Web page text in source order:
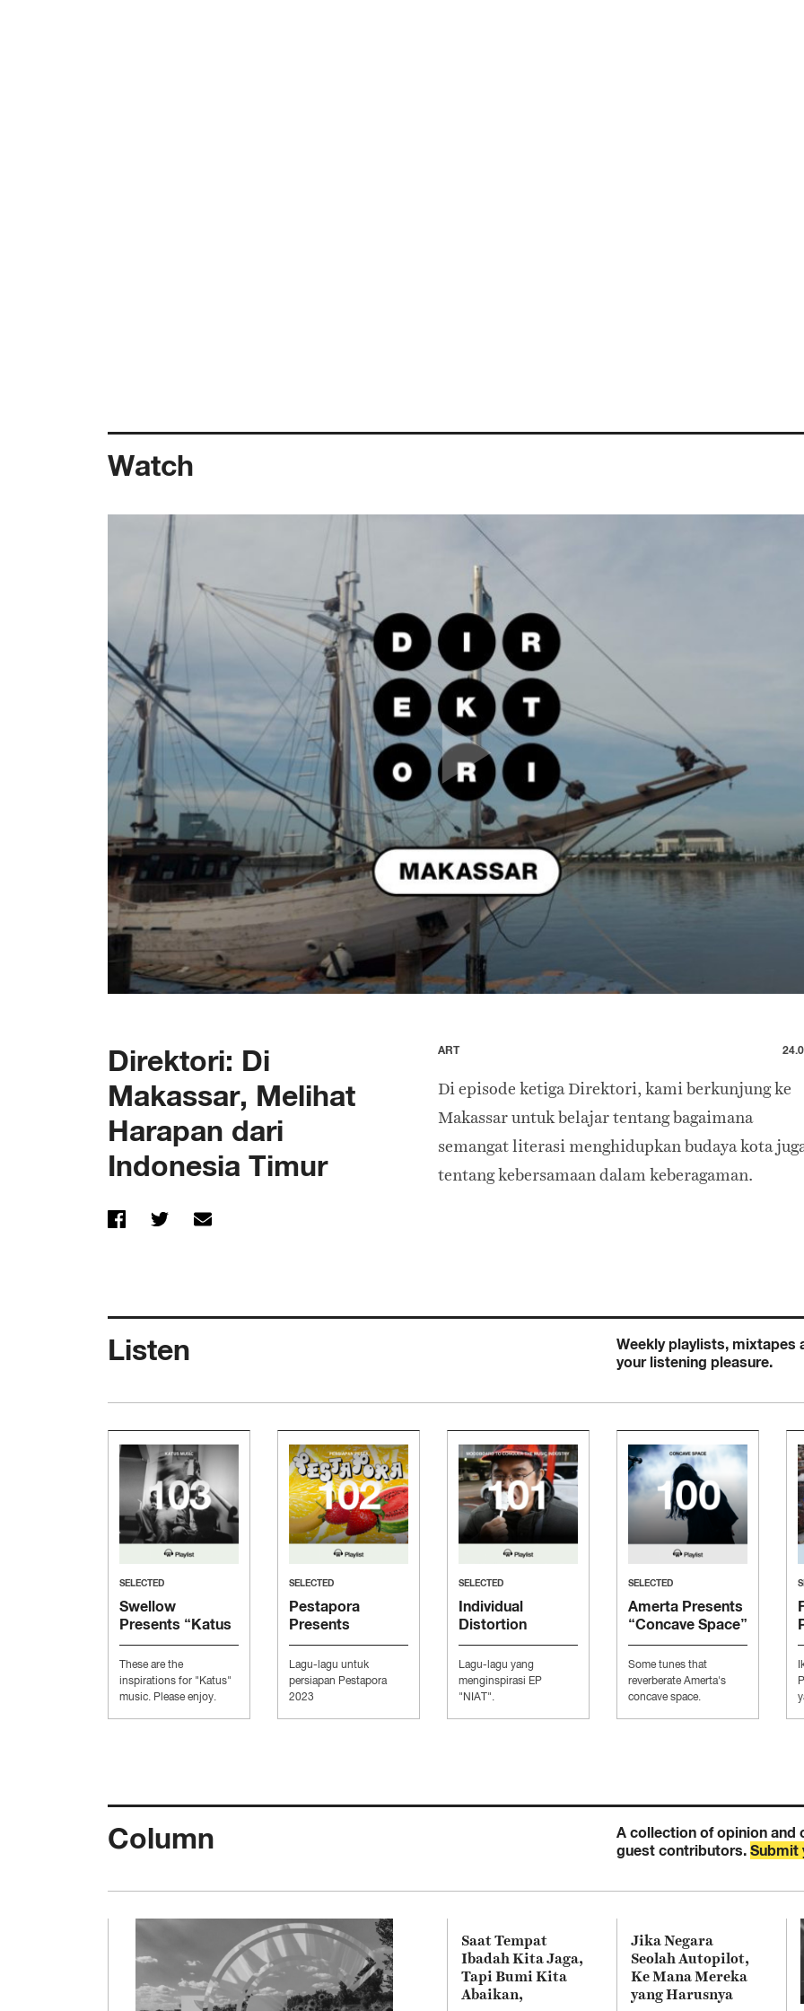
Watch
Direktori: Di
Makassar, Melihat
Harapan dari
Indonesia Timur
ART
Di episode ketiga Direktori, kami berkunjung ke
Makassar untuk belajar tentang bagaimana
semangat literasi menghidupkan budaya kota
tentang kebersamaan dalam keberagaman.
Listen
Weekly playlists, mixtapes
your listening pleasure.
SELECTED
Swellow
Presents “Katus
Music”
These are the
inspirations for "Katus"
music. Please enjoy.
SELECTED
Pestapora
Presents
“Persiapan
Pesta”
Lagu-lagu untuk
persiapan Pestapora
2023
SELECTED
Individual
Distortion
Presents
“Moodboard to
Conquer The
Music Industry”
Lagu-lagu yang
menginspirasi EP
"NIAT".
SELECTED
Amerta Presents
“Concave Space”
Some tunes that
reverberate Amerta's
concave space.
Column
A collection of opinion and
guest contributors. Submit
Saat Tempat
Ibadah Kita Jaga,
Tapi Bumi Kita
Abaikan,
Jika Negara
Seolah Autopilot,
Ke Mana Mereka
yang Harusnya